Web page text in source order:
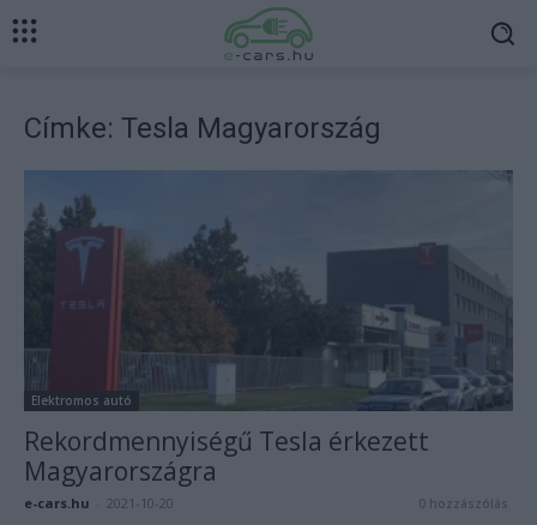
Címke: Tesla Magyarország
Elektromos autó
Rekordmennyiségű Tesla érkezett
Magyarországra
e-cars.hu 2021-10-20 0 hozzászólás